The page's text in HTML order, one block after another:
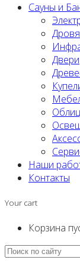
Сауны и
Двери
Наши
Контакты
Your cart
Корзина